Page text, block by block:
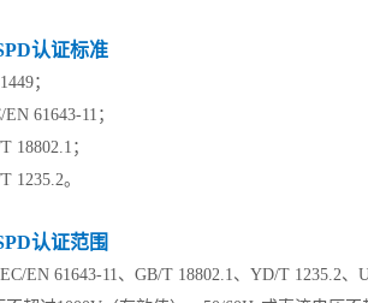
认证标准
；
61643-11；
18802.1；
1235.2。
认证范围
EN 61643-11、GB/T 18802.1、YD/T 1235.2